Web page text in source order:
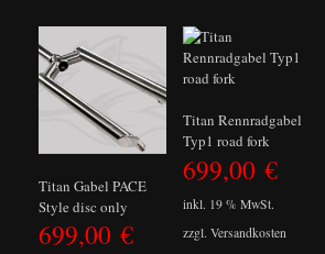
Titan Gabel PACE
Style disc only
699,00 €
Titan Rennradgabel
Typ1 road fork
699,00 €
inkl. 19 % MwSt.
zzgl. Versandkosten